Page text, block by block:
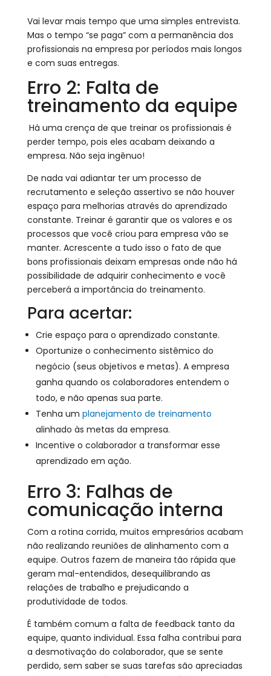
Vai levar mais tempo que uma simples entrevista.
Mas o tempo “se paga” com a permanência dos
profissionais na empresa por períodos mais longos
e com suas entregas.
Erro 2: Falta de
treinamento da equipe
Há uma crença de que treinar os profissionais é
perder tempo, pois eles acabam deixando a
empresa. Não seja ingênuo!
De nada vai adiantar ter um processo de
recrutamento e seleção assertivo se não houver
espaço para melhorias através do aprendizado
constante. Treinar é garantir que os valores e os
processos que você criou para empresa vão se
manter. Acrescente a tudo isso o fato de que
bons profissionais deixam empresas onde não há
possibilidade de adquirir conhecimento e você
perceberá a importância do treinamento.
Para acertar:
Crie espaço para o aprendizado constante.
Oportunize o conhecimento sistêmico do
negócio (seus objetivos e metas). A empresa
ganha quando os colaboradores entendem o
todo, e não apenas sua parte.
Tenha um planejamento de treinamento
alinhado às metas da empresa.
Incentive o colaborador a transformar esse
aprendizado em ação.
Erro 3: Falhas de
comunicação interna
Com a rotina corrida, muitos empresários acabam
não realizando reuniões de alinhamento com a
equipe. Outros fazem de maneira tão rápida que
geram mal-entendidos, desequilibrando as
relações de trabalho e prejudicando a
produtividade de todos.
É também comum a falta de feedback tanto da
equipe, quanto individual. Essa falha contribui para
a desmotivação do colaborador, que se sente
perdido, sem saber se suas tarefas são apreciadas